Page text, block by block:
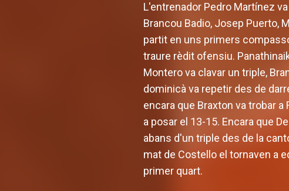
L'entrenador Pedro Martínez
Brancou Badio, Josep Puerto,
partit en uns primers
traure rèdit ofensiu.
Montero va clavar un triple,
dominicà va repetir des de
encara que Braxton va trobar
a posar el 13-15. Encara que
abans d'un triple des de la
mat de Costello el tornaven a
primer quart.